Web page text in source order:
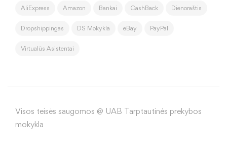
AliExpress Amazon Bankai CashBack Dienoraštis
Dropshippingas DS Mokykla eBay PayPal
Virtualūs Asistentai
Visos teisės saugomos @ UAB Tarptautinės prekybos
mokykla